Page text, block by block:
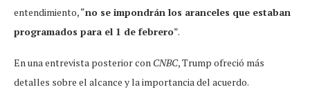
entendimiento, “no se impondrán los aranceles que estaban
programados para el 1 de febrero”.
En una entrevista posterior con CNBC, Trump ofreció más
detalles sobre el alcance y la importancia del acuerdo.